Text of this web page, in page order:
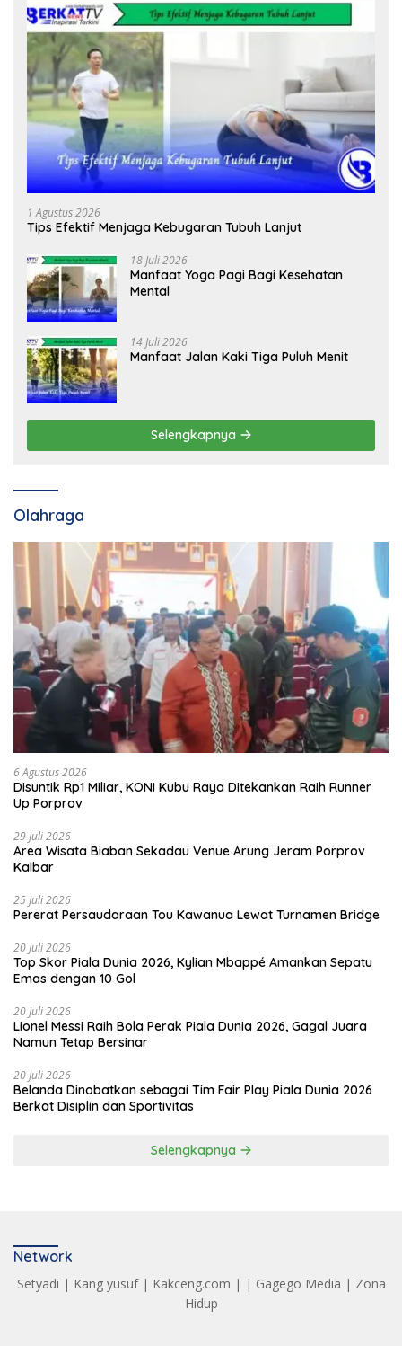
1 Agustus 2026
Tips Efektif Menjaga Kebugaran Tubuh Lanjut
18 Juli 2026
Manfaat Yoga Pagi Bagi Kesehatan
Mental
14 Juli 2026
Manfaat Jalan Kaki Tiga Puluh Menit
Selengkapnya
Olahraga
6 Agustus 2026
Disuntik Rp1 Miliar, KONI Kubu Raya Ditekankan Raih Runner
Up Porprov
29 Juli 2026
Area Wisata Biaban Sekadau Venue Arung Jeram Porprov
Kalbar
25 Juli 2026
Pererat Persaudaraan Tou Kawanua Lewat Turnamen Bridge
20 Juli 2026
Top Skor Piala Dunia 2026, Kylian Mbappé Amankan Sepatu
Emas dengan 10 Gol
20 Juli 2026
Lionel Messi Raih Bola Perak Piala Dunia 2026, Gagal Juara
Namun Tetap Bersinar
20 Juli 2026
Belanda Dinobatkan sebagai Tim Fair Play Piala Dunia 2026
Berkat Disiplin dan Sportivitas
Selengkapnya
Network
Setyadi | Kang yusuf| Kakceng.com | | Gagego Media | Zona
Hidup